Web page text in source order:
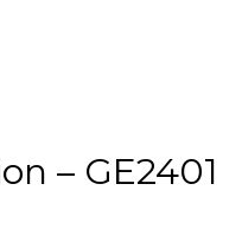
– GE2401